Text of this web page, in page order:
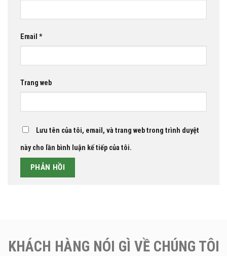
Email *
Trang web
Lưu tên của tôi, email, và trang web trong trình duyệt
này cho lần bình luận kế tiếp của tôi.
KHÁCH HÀNG NÓI GÌ VỀ CHÚNG TÔI